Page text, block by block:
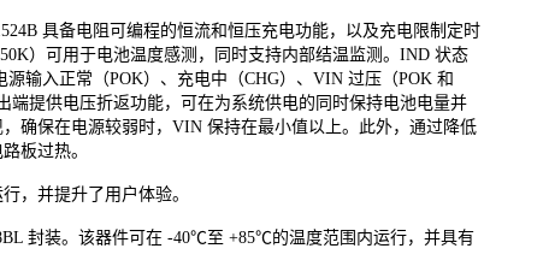
具备电阻可编程的恒流和恒压充电功能，以及充电限制定时
）可用于电池温度感测，同时支持内部结温监测。IND 状态
输入正常（POK）、充电中（CHG）、VIN 过压（POK 和
端提供电压折返功能，可在为系统供电的同时保持电池电量并
确保在电源较弱时，VIN 保持在最小值以上。此外，通过降低
板过热。
，并提升了用户体验。
封装。该器件可在 -40℃至 +85℃的温度范围内运行，并具有